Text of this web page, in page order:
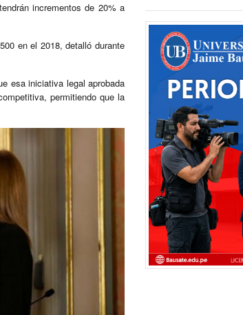
incrementos de 20% a
en el 2018, detalló durante
esa iniciativa legal aprobada
permitiendo que la